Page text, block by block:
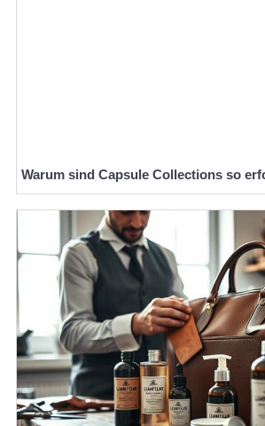
Warum sind Capsule Collections so